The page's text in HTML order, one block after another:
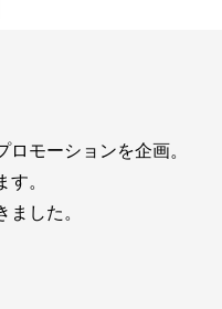
モーションを企画。
。
した。